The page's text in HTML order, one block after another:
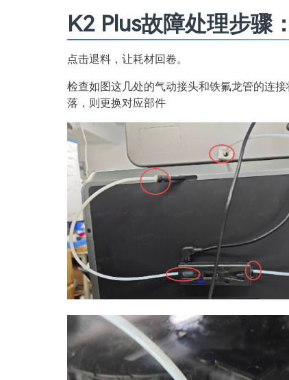
K2 Plus故障处理步骤：
点击退料，让耗材回卷。
检查如图这几处的气动接头和铁氟龙管的连
落，则更换对应部件